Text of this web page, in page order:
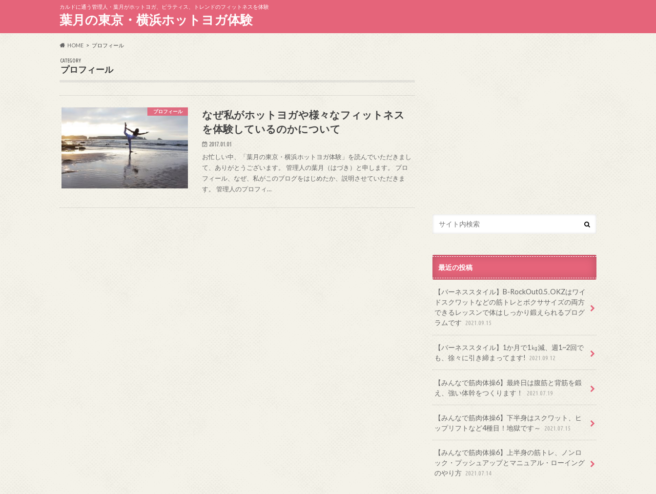
カルドに通う管理人・葉月がホットヨガ、ピラティス、トレンドのフィットネスを体験
葉月の東京・横浜ホットヨガ体験
HOME プロフィール
CATEGORY
プロフィール
プロフィール
なぜ私がホットヨガや様々なフィットネス
を体験しているのかについて
2017.01.01
お忙しい中、「葉月の東京・横浜ホットヨガ体験」を読んでいただきまし
て、ありがとうございます。 管理人の葉月（はづき）と申します。 プロ
フィール、なぜ、私がこのブログをはじめたか、説明させていただきま
す。 管理人のプロフィ…
最近の投稿
【バーネススタイル】B-RockOut0.5₋OKZはワイ
ドスクワットなどの筋トレとボクササイズの両方
できるレッスンで体はしっかり鍛えられるプログ
ラムです
2021.09.15
【バーネススタイル】1か月で1㎏減、週1~2回で
も、徐々に引き締まってます!
2021.09.12
【みんなで筋肉体操6】最終日は腹筋と背筋を鍛
え、強い体幹をつくります！
2021.07.19
【みんなで筋肉体操6】下半身はスクワット、ヒ
ップリフトなど4種目！地獄です～
2021.07.15
【みんなで筋肉体操6】上半身の筋トレ、ノンロ
ック・プッシュアップとマニュアル・ローイング
のやり方 2021.07.14